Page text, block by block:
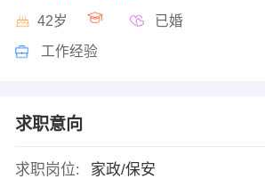
42岁 已婚
工作经验
求职意向
求职岗位:
家政/保安